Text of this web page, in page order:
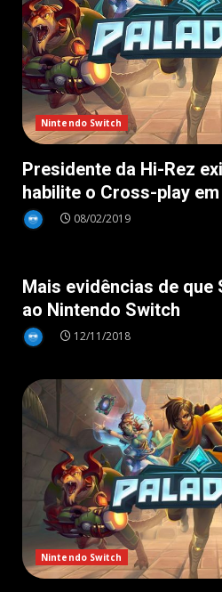
Nintendo Switch
Presidente da Hi-Rez
habilite o Cross-play
08/02/2019
Mais evidências de que
ao Nintendo Switch
12/11/2018
Nintendo Switch